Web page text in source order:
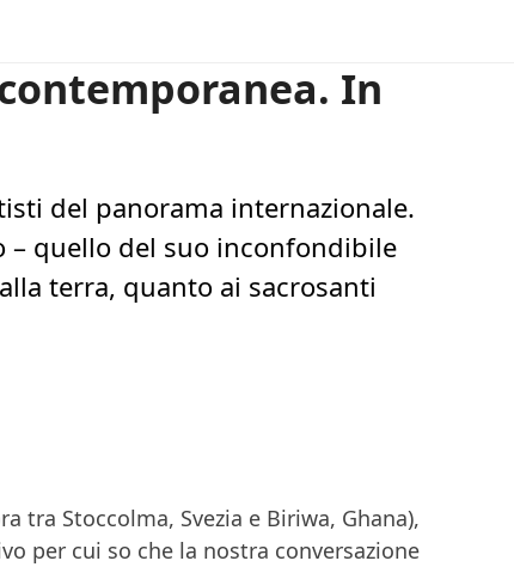
In
del panorama internazionale.
– quello del suo inconfondibile
terra, quanto ai sacrosanti
tra Stoccolma, Svezia e Biriwa, Ghana),
per cui so che la nostra conversazione